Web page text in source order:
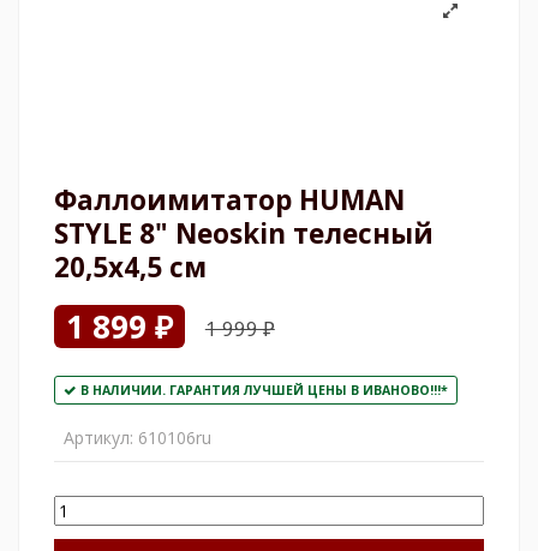
Фаллоимитатор HUMAN
STYLE 8" Neoskin телесный
20,5х4,5 см
1 899 ₽ 1 999 ₽
В НАЛИЧИИ. ГАРАНТИЯ ЛУЧШЕЙ ЦЕНЫ В ИВАНОВО!!!*
Артикул: 610106ru